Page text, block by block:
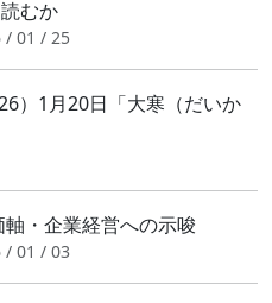
むか
/ 01 / 25
）1月20日「大寒（だいか
・企業経営への示唆
/ 01 / 03